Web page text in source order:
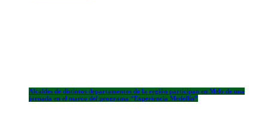
Alcaldes de distintos departamentos de la región participan en Melo de una
jornada en el marco del programa “Experiencia Medellín”